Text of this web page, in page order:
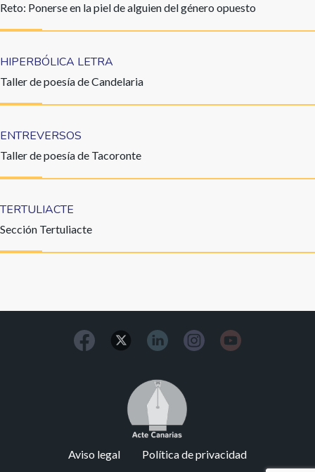
Reto: Ponerse en la piel de alguien del género opuesto
HIPERBÓLICA LETRA
Taller de poesía de Candelaria
ENTREVERSOS
Taller de poesía de Tacoronte
TERTULIACTE
Sección Tertuliacte
Image
Aviso legal Política de privacidad